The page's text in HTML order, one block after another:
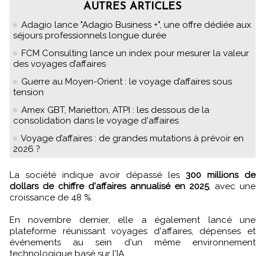
AUTRES ARTICLES
Adagio lance "Adagio Business +", une offre dédiée aux
séjours professionnels longue durée
FCM Consulting lance un index pour mesurer la valeur
des voyages d’affaires
Guerre au Moyen-Orient : le voyage d’affaires sous
tension
Amex GBT, Marietton, ATPI : les dessous de la
consolidation dans le voyage d'affaires
Voyage d’affaires : de grandes mutations à prévoir en
2026 ?
La société indique avoir dépassé les 300 millions de
dollars de chiffre d'affaires annualisé en 2025, avec une
croissance de 48 %.
En novembre dernier, elle a également lancé une
plateforme réunissant voyages d'affaires, dépenses et
événements au sein d'un même environnement
technologique basé sur l'IA.